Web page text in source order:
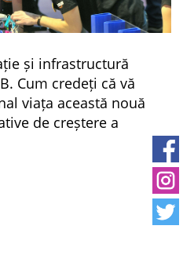
și infrastructură
Cum credeți că vă
viața această nouă
de creștere a